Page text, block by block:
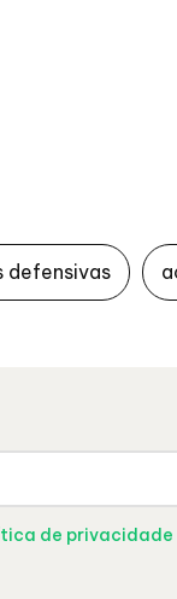
defensivas
de privacidade